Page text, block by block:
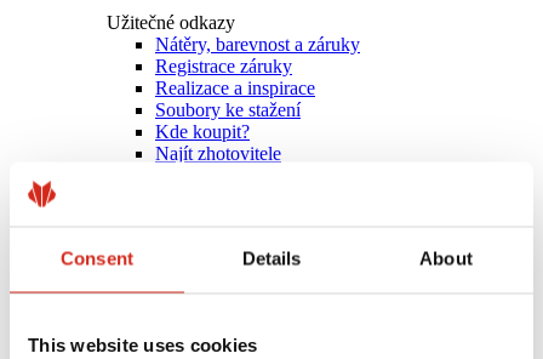
Consent Details About
This website uses cookies
Užitečné odkazy
Nátěry, barevnost a záruky
Registrace záruky
Realizace a inspirace
Soubory ke stažení
Kde koupit?
Najít zhotovitele